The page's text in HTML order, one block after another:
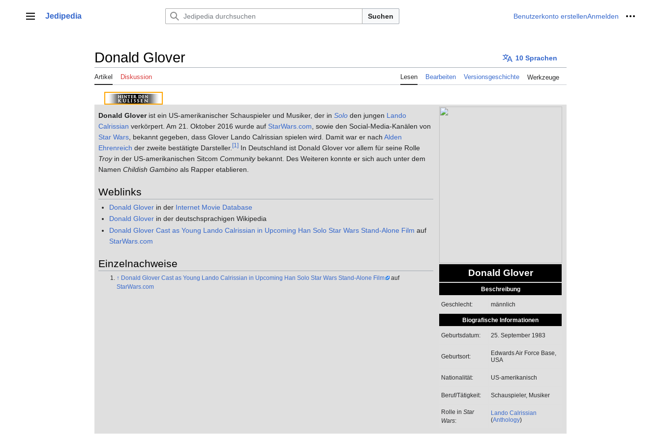
springenHauptmenü
Jedipedia Suchen Benutzerkonto erstellenAnmelden Meine
Donald Glover 10 Sprachen
Artikel Diskussion Lesen Bearbeiten Versionsgeschichte Werkzeuge
Donald Glover
Beschreibung
Geschlecht: männlich
Biografische Informationen
Geburtsdatum: 25. September 1983
Geburtsort:
Edwards Air Force Base,
USA
Nationalität: US-amerikanisch
Beruf/Tätigkeit: Schauspieler, Musiker
Rolle in Star
Wars:
Lando Calrissian
(Anthology)
Donald Gloverist ein US-amerikanischer Schauspieler und Musiker, der in Solo den jungen Lando
Calrissian verkörpert. Am 21. Oktober 2016 wurde auf StarWars.com , sowie den Social-Media-Kanälen von
Star Wars , bekannt gegeben, dass Glover Lando Calrissian spielen wird. Damit war er nach Alden
Ehrenreich der zweite bestätigte Darsteller. [1] In Deutschland ist Donald Glover vor allem für seine Rolle
Troyin der US-amerikanischen Sitcom Communitybekannt. Des Weiteren konnte er sich auch unter dem
Namen Childish Gambino als Rapper etablieren.
Weblinks
Donald Glover in der Internet Movie Database
Donald Glover in der deutschsprachigen Wikipedia
Donald Glover Cast as Young Lando Calrissian in Upcoming Han Solo Star Wars Stand-Alone Film auf
StarWars.com
Einzelnachweise
↑ Donald Glover Cast as Young Lando Calrissian in Upcoming Han Solo Star Wars Stand-Alone Film
auf
StarWars.com